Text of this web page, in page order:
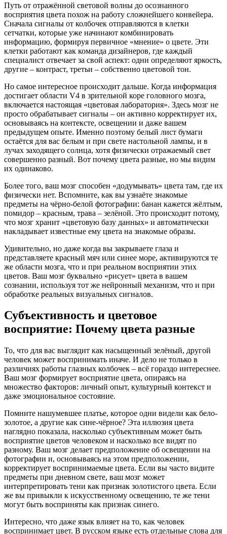
Путь от отражённой световой волны до осознанного
восприятия цвета похож на работу сложнейшего конвейера.
Сначала сигналы от колбочек отправляются в клетки
сетчатки, которые уже начинают комбинировать
информацию, формируя первичное «мнение» о цвете. Эти
клетки работают как команда дизайнеров, где каждый
специалист отвечает за свой аспект: одни определяют яркость,
другие – контраст, третьи – собственно цветовой тон.
Но самое интересное происходит дальше. Когда информация
достигает области V4 в зрительной коре головного мозга,
включается настоящая «цветовая лаборатория». Здесь мозг не
просто обрабатывает сигналы – он активно корректирует их,
основываясь на контексте, освещении и даже вашем
предыдущем опыте. Именно поэтому белый лист бумаги
остаётся для вас белым и при свете настольной лампы, и в
лучах заходящего солнца, хотя физически отражаемый свет
совершенно разный. Вот почему цвета разные, но мы видим
их одинаково.
Более того, ваш мозг способен «додумывать» цвета там, где их
физически нет. Вспомните, как вы узнаёте знакомые
предметы на чёрно-белой фотографии: банан кажется жёлтым,
помидор – красным, трава – зелёной. Это происходит потому,
что мозг хранит «цветовую базу данных» и автоматически
накладывает известные ему цвета на знакомые образы.
Удивительно, но даже когда вы закрываете глаза и
представляете красный мяч или синее море, активируются те
же области мозга, что и при реальном восприятии этих
цветов. Ваш мозг буквально «рисует» цвета в вашем
сознании, используя тот же нейронный механизм, что и при
обработке реальных визуальных сигналов.
Субъективность и цветовое
восприятие: Почему цвета разные
То, что для вас выглядит как насыщенный зелёный, другой
человек может воспринимать иначе. И дело не только в
различиях работы глазных колбочек – всё гораздо интереснее.
Ваш мозг формирует восприятие цвета, опираясь на
множество факторов: личный опыт, культурный контекст и
даже эмоциональное состояние.
Помните нашумевшее платье, которое одни видели как бело-
золотое, а другие как сине-чёрное? Эта иллюзия цвета
наглядно показала, насколько субъективным может быть
восприятие цветов человеком и насколько все видят по
разному. Ваш мозг делает предположение об освещении на
фотографии и, основываясь на этом предположении,
корректирует воспринимаемые цвета. Если вы часто видите
предметы при дневном свете, ваш мозг может
интерпретировать тени как признак золотистого цвета. Если
же вы привыкли к искусственному освещению, те же тени
могут быть восприняты как признак синего.
Интересно, что даже язык влияет на то, как человек
воспринимает цвет. В русском языке есть отдельные слова для